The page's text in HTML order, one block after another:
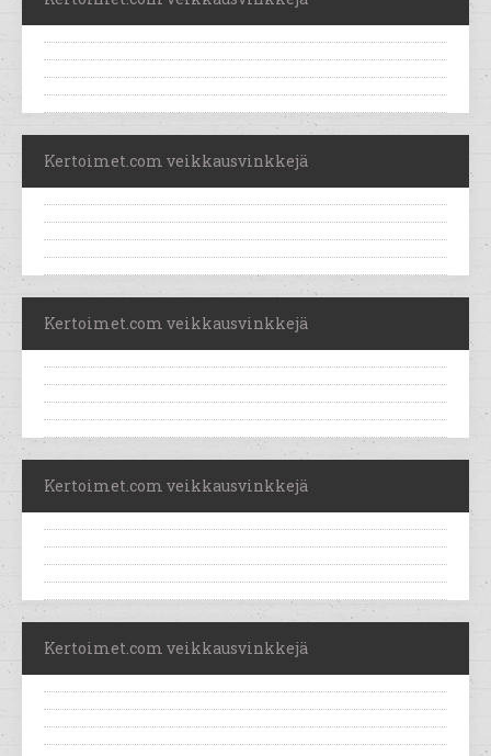
Kertoimet.com veikkausvinkkejä
Kertoimet.com veikkausvinkkejä
Kertoimet.com veikkausvinkkejä
Kertoimet.com veikkausvinkkejä